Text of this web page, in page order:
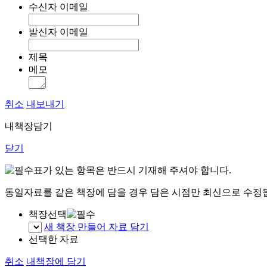
수신자 이메일
발신자 이메일
제목
메모
취소 내보내기
내책장담기
닫기
표가 있는 항목은 반드시 기재해 주셔야 합니다.
동일자료를 같은 책장에 담을 경우 담은 시점만 최신으로 수정
책장선택
새 책장 만들어 자료 담기
선택한 자료
취소 내책장에 담기